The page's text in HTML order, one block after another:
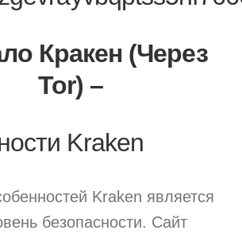
Кракен (Через
Tor) –
Kraken
Kraken является
безопасности. Сайт